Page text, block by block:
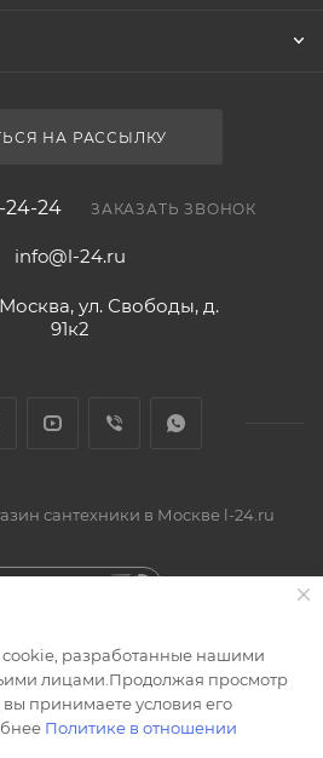
НА РАССЫЛКУ
24-24 ЗАКАЗАТЬ ЗВОНОК
info@l-24.ru
Москва, ул. Свободы, д.
91к2
сантехники в Москве l-24.ru
сайта
разработанные нашими
лицами.Продолжая просмотр
принимаете условия его
Политике в отношении